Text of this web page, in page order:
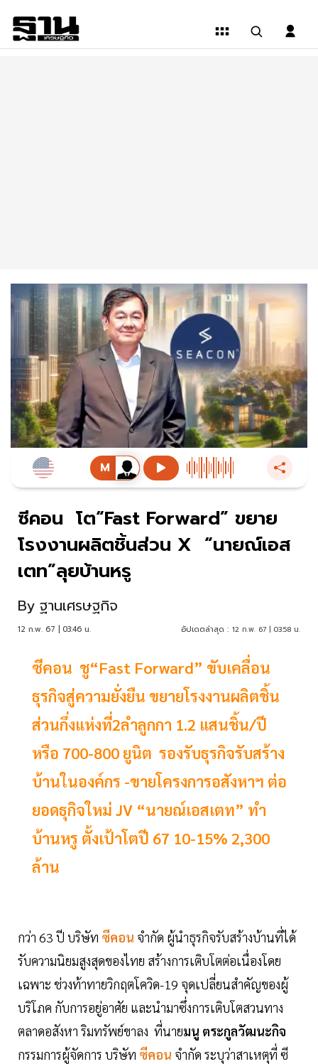
ซีคอน โต“Fast Forward” ขยาย
โรงงานผลิตชิ้นส่วน X “นายณ์เอส
เตท”ลุยบ้านหรู
By ฐานเศรษฐกิจ
12 ก.พ. 67 | 03:46 น. อัปเดตล่าสุด : 12 ก.พ. 67 | 03:58 น.
ซีคอน ชู“Fast Forward” ขับเคลื่อน
ธุรกิจสู่ความยั่งยืน ขยายโรงงานผลิตชิ้น
ส่วนกึ่งแห่งที่2ลำลูกกา 1.2 แสนชิ้น/ปี
หรือ 700-800 ยูนิต รองรับธุรกิจรับสร้าง
บ้านในองค์กร -ขายโครงการอสังหาฯ ต่อ
ยอดธุกิจใหม่ JV “นายณ์เอสเตท” ทำ
บ้านหรู ตั้งเป้าโตปี 67 10-15% 2,300
ล้าน
กว่า 63 ปี บริษัท ซีคอน จำกัด ผู้นำธุรกิจรับสร้างบ้านที่ได้
รับความนิยมสูงสุดของไทย สร้างการเติบโตต่อเนื่องโดย
เฉพาะ ช่วงท้าทายวิกฤตโควิด-19 จุดเปลี่ยนสำคัญของผู้
บริโภค กับการอยู่อาศัย และนำมาซึ่งการเติบโตสวนทาง
ตลาดอสังหา ริมทรัพย์ขาลง ที่นายมนู ตระกูลวัฒนะกิจ
กรรมการผู้จัดการ บริษัท ซีคอน จำกัด ระบุว่าสาเหตุที่ ซี